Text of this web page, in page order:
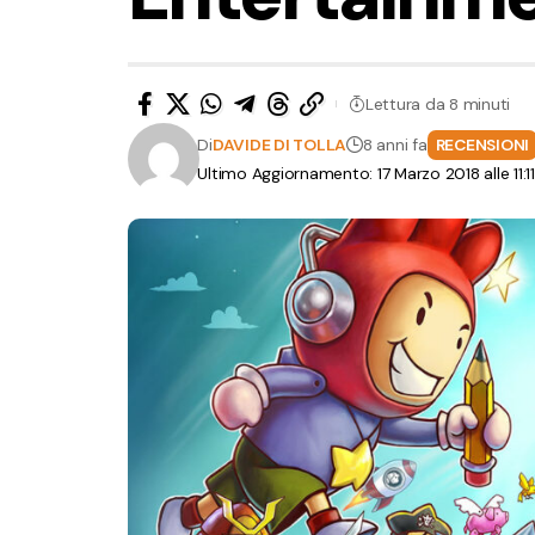
Ultimo Aggiornamento: 17 Marzo 2018 alle
DiDAVIDE DI TOLLA 8 anni fa RECENSIONI
Lettura da 8 minuti